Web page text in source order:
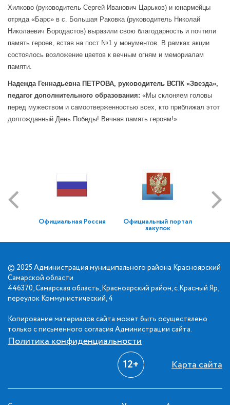
Хилково (руководитель Сергей Иванович Царьков) и юнармейцы
отряда «Барс» в с. Большая Раковка (руководитель Николай
Николаевич Бородастов) выразили свою благодарность и почтили
память героев, встав на пост №1 у монументов. В рамках акции
состоялось возложение цветов к вечным огням и мемориалам
памяти.
Надежда Геннадьевна ПЕТРОВА, руководитель ВСПК «Звезда»,
педагог дополнительного образования: «Мы склоняем головы
перед мужеством и самоотверженностью всех, кто приближал этот
долгожданный День Победы! Вечная память героям!»
Официальная Россия Официальный портал
закупок
© 2025 Администрация муниципального района Красноярский
Самарской области
446370, Самарская область, Красноярский район, с.Красный Яр,
переулок Коммунистический, 4
Копирование материалов сайта может быть осуществлено
только с письменного согласия Администрации сайта.
Политика конфиденциальности
12+ Карта сайта